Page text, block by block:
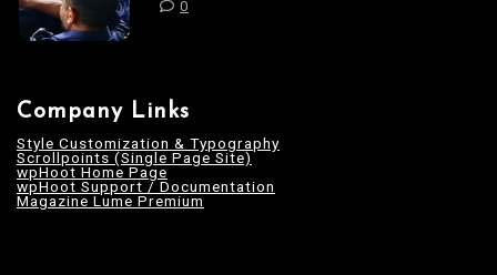
0
Company Links
Style Customization & Typography
Scrollpoints (Single Page Site)
wpHoot Home Page
wpHoot Support / Documentation
Magazine Lume Premium